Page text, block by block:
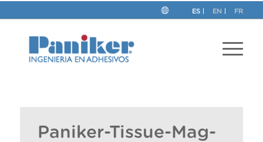
ES EN FR
Paniker-Tissue-Mag-